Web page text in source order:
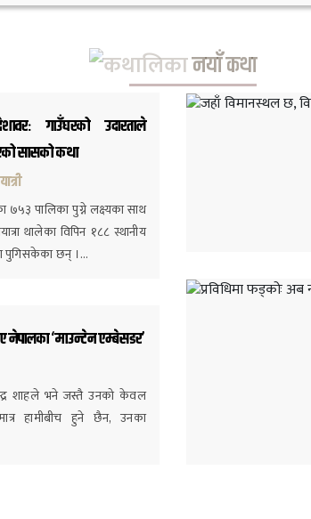
नयाँ कथा
गाउँघरको उदारताले
सासको कथा
७५३ पालिका पुग्ने लक्ष्यका साथ
थालेका विपिन १८८ स्थानीय
पुगिसकेका छन् ।…
नेपालका ‘माउन्टेन एम्बेसडर’
शाहले भने जस्तै उनको केवल
हामीबीच हुने छैन, उनका